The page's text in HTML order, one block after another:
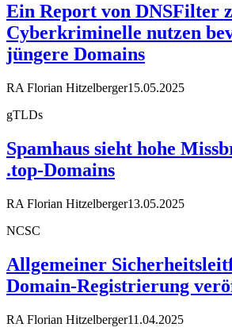
Ein Report von DNSFilter
Cyberkriminelle nutzen
jüngere Domains
RA Florian Hitzelberger15.05.2025
gTLDs
Spamhaus sieht hohe
.top-Domains
RA Florian Hitzelberger13.05.2025
NCSC
Allgemeiner
Domain-Registrierung
RA Florian Hitzelberger11.04.2025